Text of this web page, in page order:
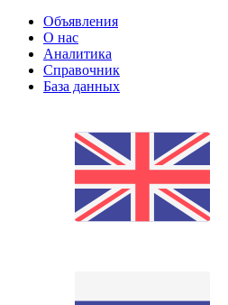
Объявления
О нас
Аналитика
Справочник
База данных